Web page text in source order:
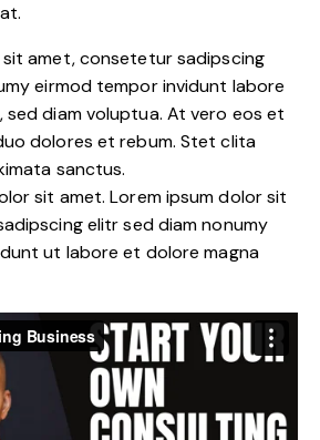
amet, consetetur sadipscing
eirmod tempor invidunt labore
diam voluptua. At vero eos et
dolores et rebum. Stet clita
sanctus.
sit amet. Lorem ipsum dolor sit
elitr sed diam nonumy
ut labore et dolore magna